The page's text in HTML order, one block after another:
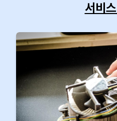
서비